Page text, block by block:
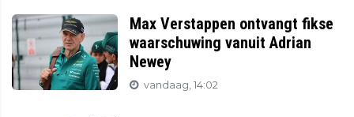
Max Verstappen ontvangt fikse
waarschuwing vanuit Adrian
Newey
vandaag, 14:02